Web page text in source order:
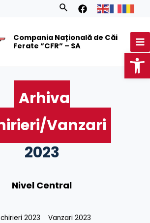
Search
Compania Națională de Căi
Ferate ”CFR” – SA
Arhiva
Vanzari
2023
Nivel Central
2023 Vanzari 2023